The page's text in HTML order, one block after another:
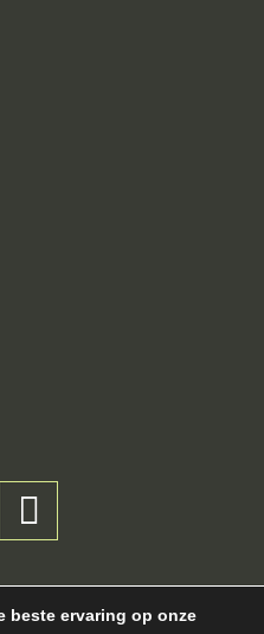
klanten:5/5|2
beste ervaring op onze